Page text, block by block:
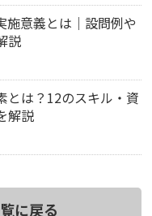
施意義とは｜設問例や
説
とは？12のスキル・資
解説
に戻る